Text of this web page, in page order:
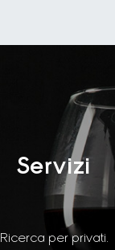
Servizi
Ricerca per privati.